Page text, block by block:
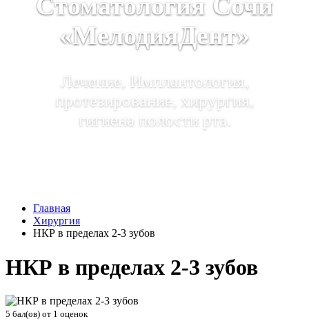
Стоматология Сочи
«МелодияДент»
Лечение, Имплантология,
протезирование, хирургия,
гигиена полости рта.
Главная
Хирургия
НКР в пределах 2-3 зубов
НКР в пределах 2-3 зубов
5 бал(ов) от 1 оценок